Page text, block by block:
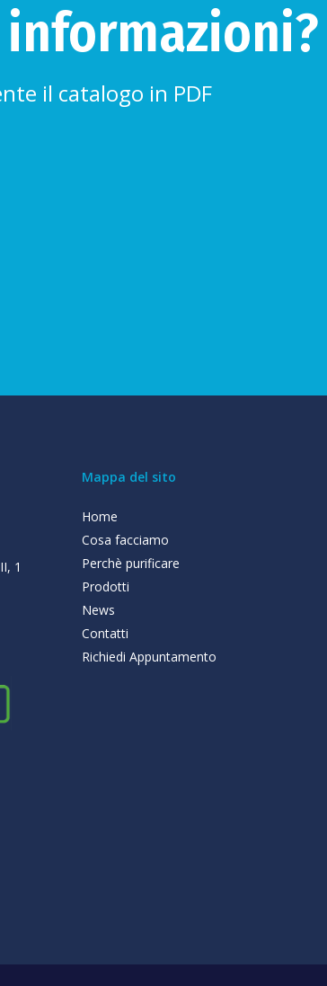
il catalogo in PDF
1
Mappa del sito
Home
Cosa facciamo
Perchè purificare
Prodotti
News
Contatti
Richiedi Appuntamento